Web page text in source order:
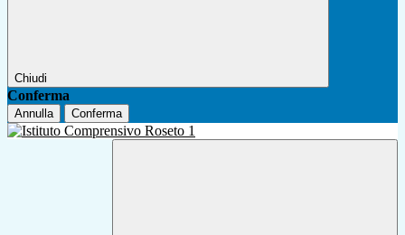
Chiudi
Conferma
Annulla Conferma